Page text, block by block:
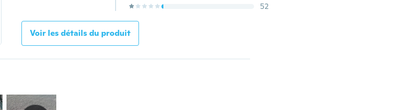
52
Voir les détails du produit